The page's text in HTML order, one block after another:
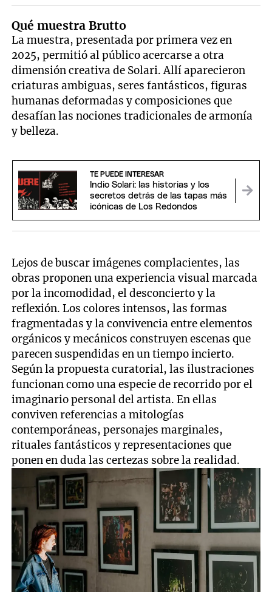
Qué muestra Brutto
La muestra, presentada por primera vez en
2025, permitió al público acercarse a otra
dimensión creativa de Solari. Allí aparecieron
criaturas ambiguas, seres fantásticos, figuras
humanas deformadas y composiciones que
desafían las nociones tradicionales de armonía
y belleza.
TE PUEDE INTERESAR
Indio Solari: las historias y los
secretos detrás de las tapas más
icónicas de Los Redondos
Lejos de buscar imágenes complacientes, las
obras proponen una experiencia visual marcada
por la incomodidad, el desconcierto y la
reflexión. Los colores intensos, las formas
fragmentadas y la convivencia entre elementos
orgánicos y mecánicos construyen escenas que
parecen suspendidas en un tiempo incierto.
Según la propuesta curatorial, las ilustraciones
funcionan como una especie de recorrido por el
imaginario personal del artista. En ellas
conviven referencias a mitologías
contemporáneas, personajes marginales,
rituales fantásticos y representaciones que
ponen en duda las certezas sobre la realidad.